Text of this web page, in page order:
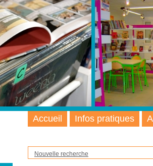
Nouvelle recherche
Accueil Infos pratiques